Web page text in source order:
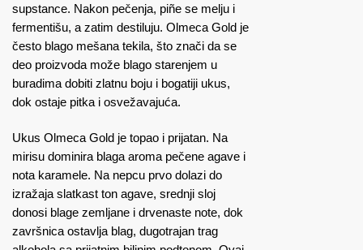
supstance. Nakon pečenja, piñe se melju i
fermentišu, a zatim destiluju. Olmeca Gold je
često blago mešana tekila, što znači da se
deo proizvoda može blago starenjem u
buradima dobiti zlatnu boju i bogatiji ukus,
dok ostaje pitka i osvežavajuća.
Ukus Olmeca Gold je topao i prijatan. Na
mirisu dominira blaga aroma pečene agave i
nota karamele. Na nepcu prvo dolazi do
izražaja slatkast ton agave, srednji sloj
donosi blage zemljane i drvenaste note, dok
završnica ostavlja blag, dugotrajan trag